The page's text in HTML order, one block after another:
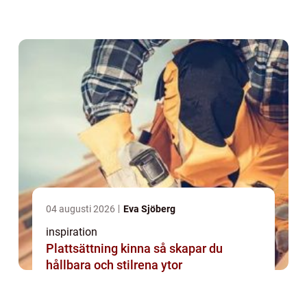
04 augusti 2026 Eva Sjöberg
inspiration
Plattsättning kinna så skapar du
hållbara och stilrena ytor